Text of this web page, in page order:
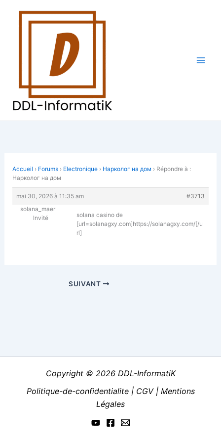
Accueil › Forums › Electronique › Нарколог на дом › Répondre à :
Нарколог на дом
mai 30, 2026 à 11:35 am
#3713
solana_maer
Invité
solana casino de
[url=solanagxy.com]https://solanagxy.com/[/u
rl]
SUIVANT
Copyright © 2026 DDL-InformatiK
Politique-de-confidentialite | CGV | Mentions
Légales